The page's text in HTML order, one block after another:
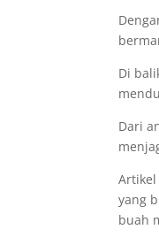
Di
Dari
yang
buah